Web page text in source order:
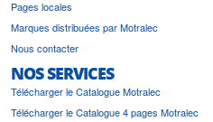
Pages locales
Marques distribuées par Motralec
Nous contacter
NOS SERVICES
Télécharger le Catalogue Motralec
Télécharger le Catalogue 4 pages Motralec